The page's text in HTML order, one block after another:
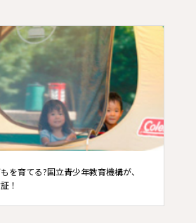
を育てる?国立青少年教育機構が、
！